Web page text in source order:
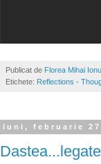
Publicat de Florea Mihai
Etichete: Reflections -
luni, februarie